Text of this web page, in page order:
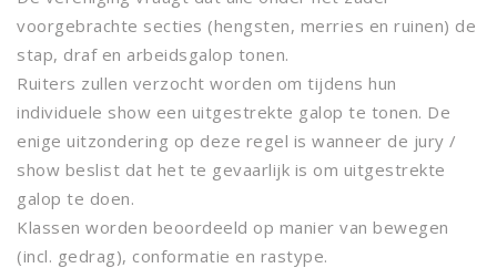
voorgebrachte secties (hengsten, merries en ruinen) de
stap, draf en arbeidsgalop tonen.
Ruiters zullen verzocht worden om tijdens hun
individuele show een uitgestrekte galop te tonen. De
enige uitzondering op deze regel is wanneer de jury /
show beslist dat het te gevaarlijk is om uitgestrekte
galop te doen.
Klassen worden beoordeeld op manier van bewegen
(incl. gedrag), conformatie en rastype.